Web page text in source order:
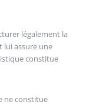
légalement la
lui assure une
constitue
ne constitue